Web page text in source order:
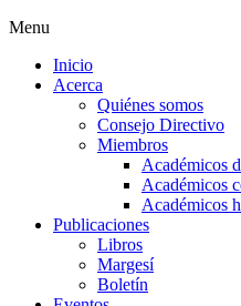
Menu
Inicio
Acerca
Quiénes somos
Consejo Directivo
Miembros
Académicos
Académicos
Académicos
Publicaciones
Libros
Margesí
Boletín